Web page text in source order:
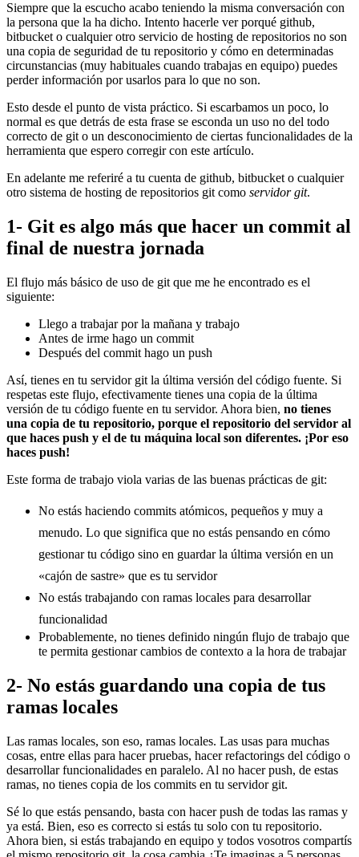
Siempre que la escucho acabo teniendo la misma conversación con
la persona que la ha dicho. Intento hacerle ver porqué github,
bitbucket o cualquier otro servicio de hosting de repositorios no son
una copia de seguridad de tu repositorio y cómo en determinadas
circunstancias (muy habituales cuando trabajas en equipo) puedes
perder información por usarlos para lo que no son.
Esto desde el punto de vista práctico. Si escarbamos un poco, lo
normal es que detrás de esta frase se esconda un uso no del todo
correcto de git o un desconocimiento de ciertas funcionalidades de la
herramienta que espero corregir con este artículo.
En adelante me referiré a tu cuenta de github, bitbucket o cualquier
otro sistema de hosting de repositorios git como servidor git.
1- Git es algo más que hacer un commit al
final de nuestra jornada
El flujo más básico de uso de git que me he encontrado es el
siguiente:
Llego a trabajar por la mañana y trabajo
Antes de irme hago un commit
Después del commit hago un push
Así, tienes en tu servidor git la última versión del código fuente. Si
respetas este flujo, efectivamente tienes una copia de la última
versión de tu código fuente en tu servidor. Ahora bien, no tienes
una copia de tu repositorio, porque el repositorio del servidor al
que haces push y el de tu máquina local son diferentes. ¡Por eso
haces push!
Este forma de trabajo viola varias de las buenas prácticas de git:
No estás haciendo commits atómicos, pequeños y muy a
menudo. Lo que significa que no estás pensando en cómo
gestionar tu código sino en guardar la última versión en un
«cajón de sastre» que es tu servidor
No estás trabajando con ramas locales para desarrollar
funcionalidad
Probablemente, no tienes definido ningún flujo de trabajo que
te permita gestionar cambios de contexto a la hora de trabajar
2- No estás guardando una copia de tus
ramas locales
Las ramas locales, son eso, ramas locales. Las usas para muchas
cosas, entre ellas para hacer pruebas, hacer refactorings del código o
desarrollar funcionalidades en paralelo. Al no hacer push, de estas
ramas, no tienes copia de los commits en tu servidor git.
Sé lo que estás pensando, basta con hacer push de todas las ramas y
ya está. Bien, eso es correcto si estás tu solo con tu repositorio.
Ahora bien, si estás trabajando en equipo y todos vosotros compartís